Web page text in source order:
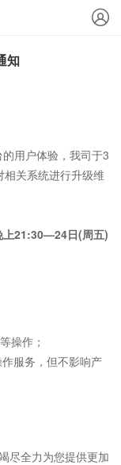
知
用户体验，我司于3
关系统进行升级维
上21:30—24日(周五)
操作；
服务，但不影响产
尽全力为您提供更加